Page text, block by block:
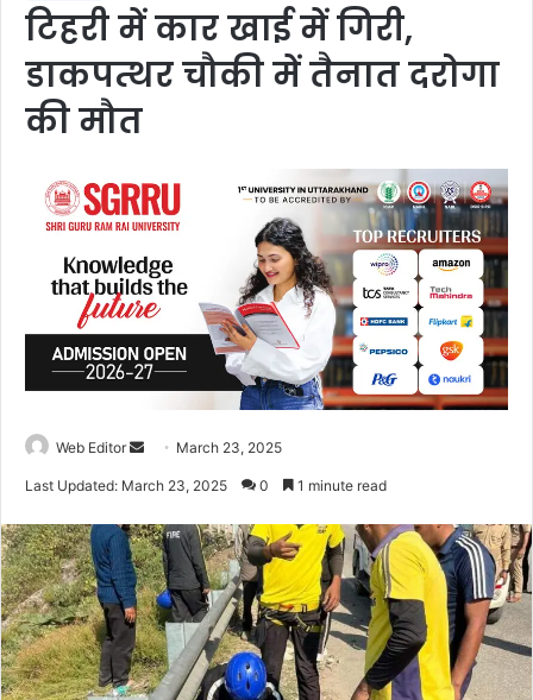
टिहरी में कार खाई में गिरी,
डाकपत्थर चौकी में तैनात दरोगा
की मौत
Web Editor
d
a
n
e
m
a
March 23, 2025
Last Updated: March 23, 2025 0 1 minute read